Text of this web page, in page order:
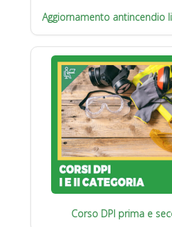
Aggiornamento antincendio
Corso DPI prima e